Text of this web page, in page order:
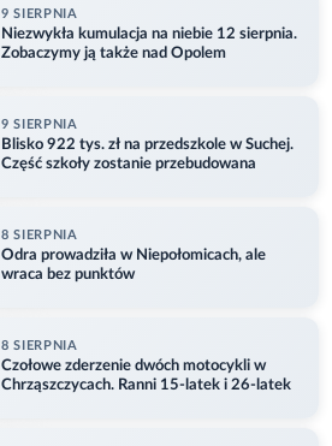
9 SIERPNIA
Niezwykła kumulacja na niebie 12 sierpnia.
Zobaczymy ją także nad Opolem
9 SIERPNIA
Blisko 922 tys. zł na przedszkole w Suchej.
Część szkoły zostanie przebudowana
8 SIERPNIA
Odra prowadziła w Niepołomicach, ale
wraca bez punktów
8 SIERPNIA
Czołowe zderzenie dwóch motocykli w
Chrząszczycach. Ranni 15-latek i 26-latek